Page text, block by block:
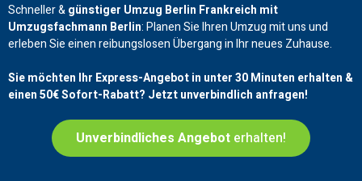
Schneller &günstiger Umzug Berlin Frankreich mit
Umzugsfachmann Berlin: Planen Sie Ihren Umzug mit uns und
erleben Sie einen reibungslosen Übergang in Ihr neues Zuhause.
Sie möchten Ihr Express-Angebot in unter 30 Minuten erhalten &
einen50€Sofort-Rabatt? Jetzt unverbindlich anfragen!
Unverbindliches Angebot erhalten!